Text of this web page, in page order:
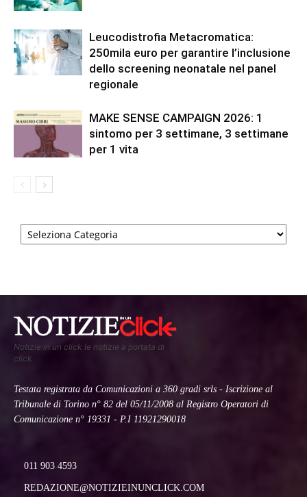
Leucodistrofia Metacromatica:
250mila euro per garantire l’inclusione
dello screening neonatale nel panel
regionale
MAKE SENSE CAMPAIGN 2026: 1
sintomo per 3 settimane, 3 settimane
per 1 vita
Categorie
Notizie in un click le notizie a portata di
click
Testata registrata da Comunicazioni a 360 gradi srls - Iscrizione al
Tribunale di Torino n° 82 del 05/11/2008 al Registro Operatori di
Comunicazione n° 19331 - P.I 11921290018
011 903 4593
REDAZIONE@NOTIZIEINUNCLICK.COM